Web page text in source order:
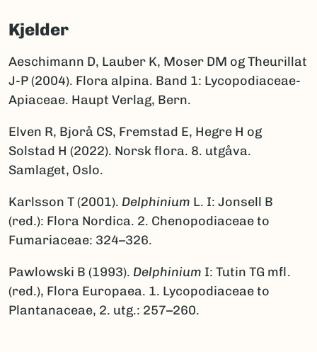
Kjelder
Aeschimann D, Lauber K, Moser DM og Theurillat
J-P (2004). Flora alpina. Band 1: Lycopodiaceae-
Apiaceae. Haupt Verlag, Bern.
Elven R, Bjorå CS, Fremstad E, Hegre H og
Solstad H (2022). Norsk flora. 8. utgåva.
Samlaget, Oslo.
Karlsson T (2001). Delphinium L. I: Jonsell B
(red.): Flora Nordica. 2. Chenopodiaceae to
Fumariaceae: 324–326.
Pawlowski B (1993). Delphinium I: Tutin TG mfl.
(red.), Flora Europaea. 1. Lycopodiaceae to
Plantanaceae, 2. utg.: 257–260.